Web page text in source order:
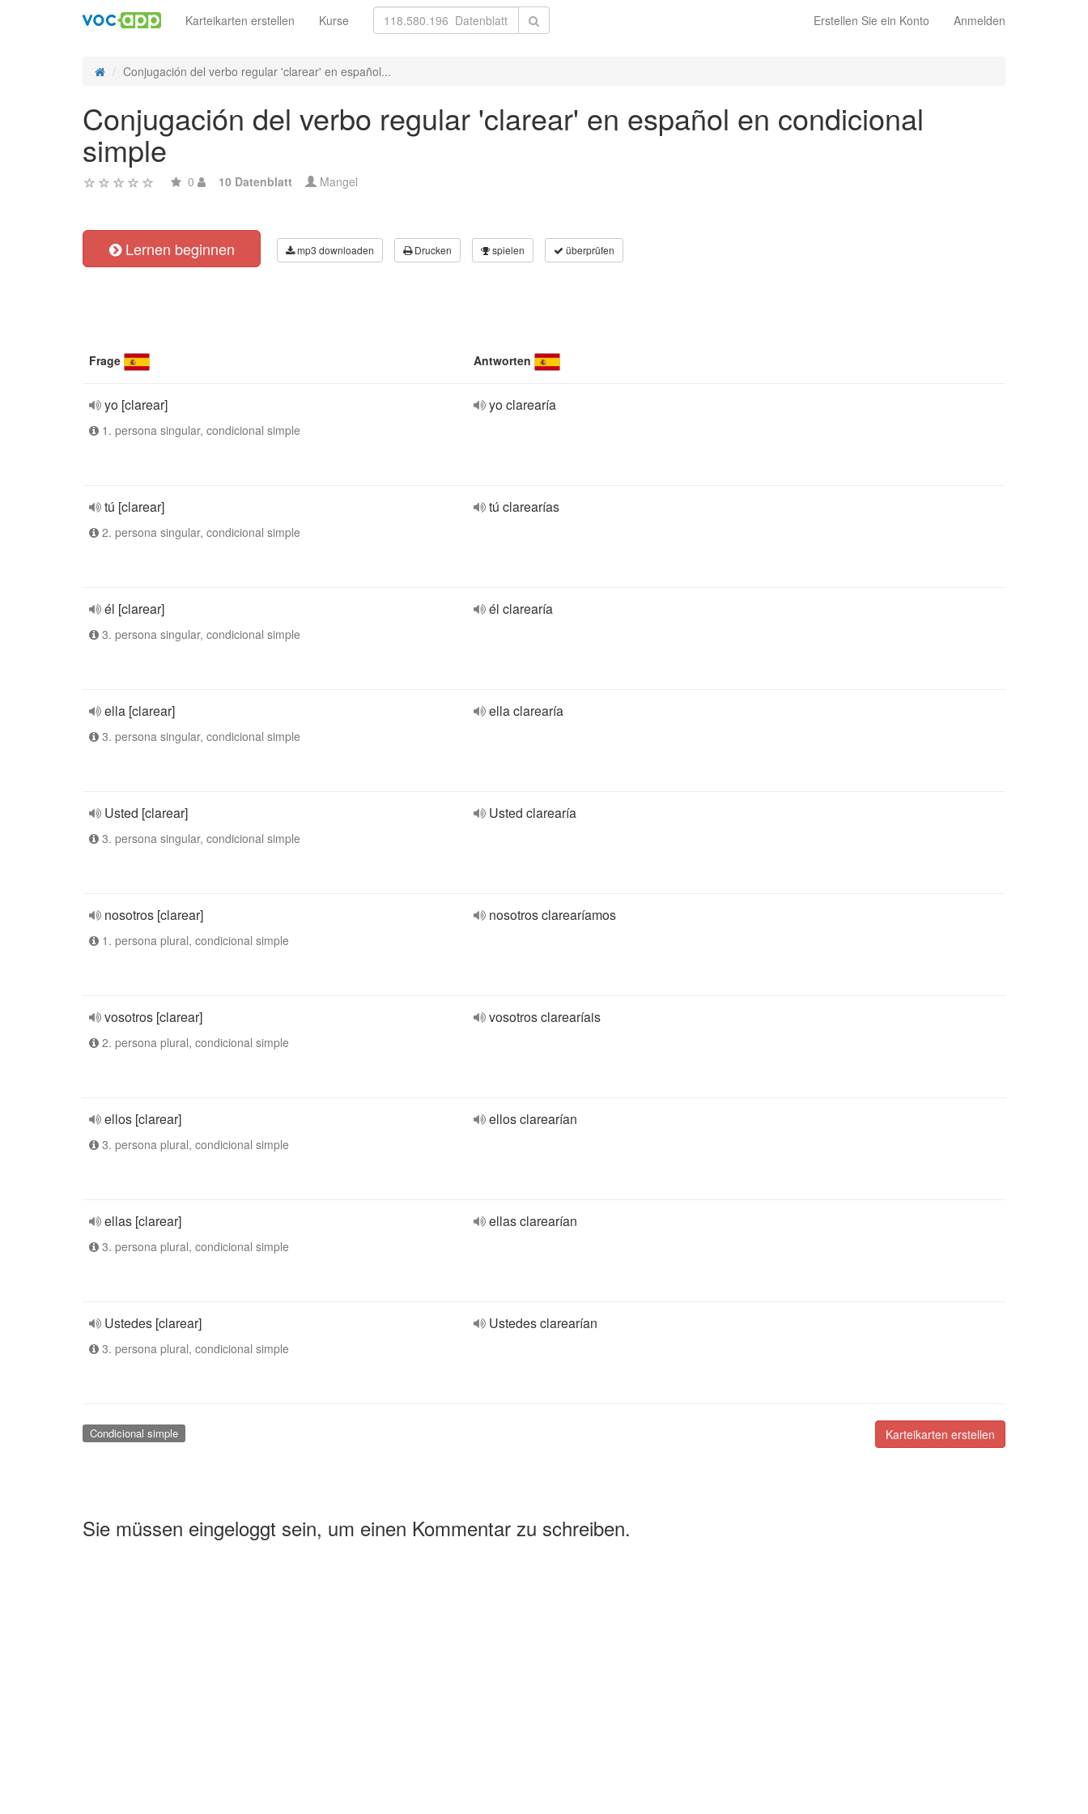
Erstellen Sie ein Konto Anmelden
Karteikarten erstellen Kurse
Conjugación del verbo regular 'clarear' en español...
Conjugación del verbo regular 'clarear' en español en condicional
simple
0 10 Datenblatt Mangel
Lernen beginnen mp3 downloaden Drucken spielen überprüfen
Frage Antworten
yo [clarear]
1. persona singular, condicional simple
yo clarearía
tú [clarear]
2. persona singular, condicional simple
tú clarearías
él [clarear]
3. persona singular, condicional simple
él clarearía
ella [clarear]
3. persona singular, condicional simple
ella clarearía
Usted [clarear]
3. persona singular, condicional simple
Usted clarearía
nosotros [clarear]
1. persona plural, condicional simple
nosotros clarearíamos
vosotros [clarear]
2. persona plural, condicional simple
vosotros clarearíais
ellos [clarear]
3. persona plural, condicional simple
ellos clarearían
ellas [clarear]
3. persona plural, condicional simple
ellas clarearían
Ustedes [clarear]
3. persona plural, condicional simple
Ustedes clarearían
Karteikarten erstellen
Condicional simple
Sie müssen eingeloggt sein, um einen Kommentar zu schreiben.